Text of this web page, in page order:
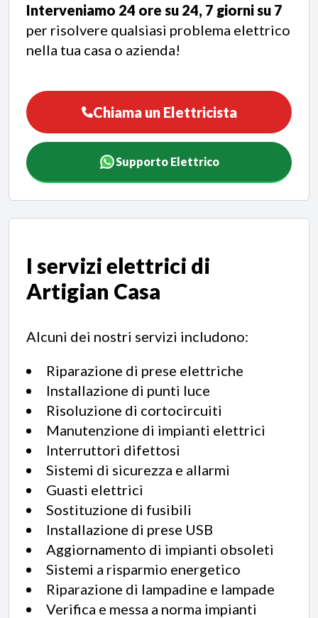
Interveniamo 24 ore su 24, 7 giorni su 7
per risolvere qualsiasi problema elettrico
nella tua casa o azienda!
Chiama un Elettricista
Supporto Elettrico
I servizi elettrici di
Artigian Casa
Alcuni dei nostri servizi includono:
Riparazione di prese elettriche
Installazione di punti luce
Risoluzione di cortocircuiti
Manutenzione di impianti elettrici
Interruttori difettosi
Sistemi di sicurezza e allarmi
Guasti elettrici
Sostituzione di fusibili
Installazione di prese USB
Aggiornamento di impianti obsoleti
Sistemi a risparmio energetico
Riparazione di lampadine e lampade
Verifica e messa a norma impianti